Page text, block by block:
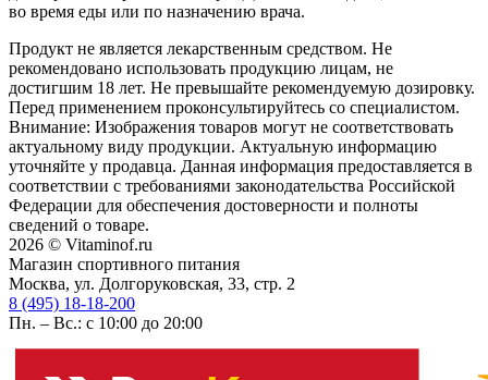
во время еды или по назначению врача.
Продукт не является лекарственным средством. Не
рекомендовано использовать продукцию лицам, не
достигшим 18 лет. Не превышайте рекомендуемую дозировку.
Перед применением проконсультируйтесь со специалистом.
Внимание: Изображения товаров могут не соответствовать
актуальному виду продукции. Актуальную информацию
уточняйте у продавца. Данная информация предоставляется в
соответствии с требованиями законодательства Российской
Федерации для обеспечения достоверности и полноты
сведений о товаре.
2026 © Vitaminof.ru
Магазин спортивного питания
Москва, ул. Долгоруковская, 33, стр. 2
8 (495) 18-18-200
Пн. – Вс.: с 10:00 до 20:00